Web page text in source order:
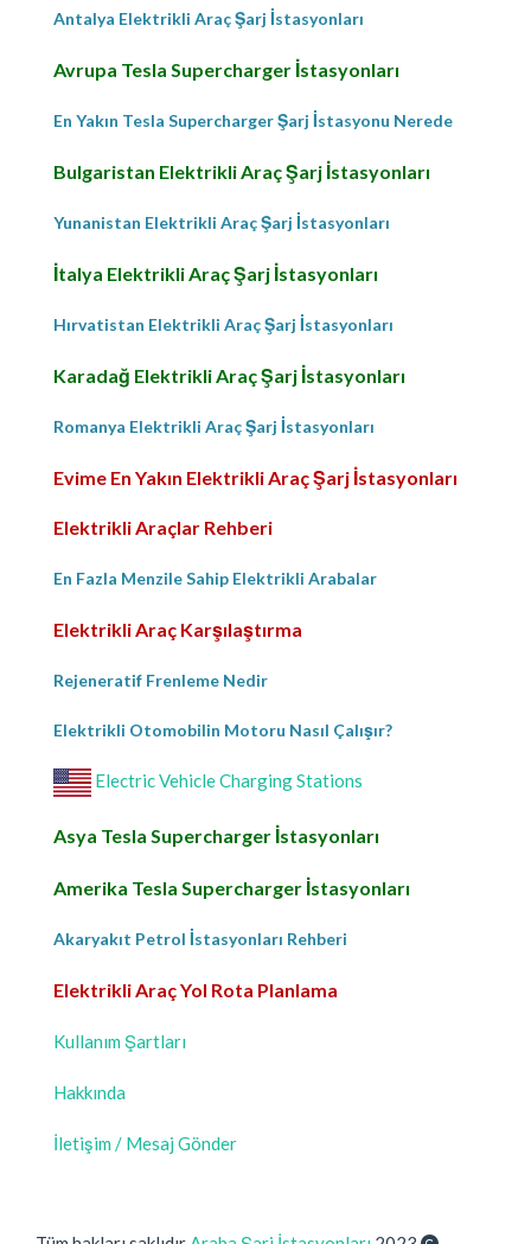
Antalya Elektrikli Araç Şarj İstasyonları
Avrupa Tesla Supercharger İstasyonları
En Yakın Tesla Supercharger Şarj İstasyonu Nerede
Bulgaristan Elektrikli Araç Şarj İstasyonları
Yunanistan Elektrikli Araç Şarj İstasyonları
İtalya Elektrikli Araç Şarj İstasyonları
Hırvatistan Elektrikli Araç Şarj İstasyonları
Karadağ Elektrikli Araç Şarj İstasyonları
Romanya Elektrikli Araç Şarj İstasyonları
Evime En Yakın Elektrikli Araç Şarj İstasyonları
Elektrikli Araçlar Rehberi
En Fazla Menzile Sahip Elektrikli Arabalar
Elektrikli Araç Karşılaştırma
Rejeneratif Frenleme Nedir
Elektrikli Otomobilin Motoru Nasıl Çalışır?
Electric Vehicle Charging Stations
Asya Tesla Supercharger İstasyonları
Amerika Tesla Supercharger İstasyonları
Akaryakıt Petrol İstasyonları Rehberi
Elektrikli Araç Yol Rota Planlama
Kullanım Şartları
Hakkında
İletişim / Mesaj Gönder